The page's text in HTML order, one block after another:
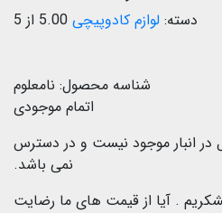
دسته: لوازم کادوپیچی 5.00 از 5
شناسه محصول: نامعلوم
اتمام موجودی
انبار موجود نیست و در دسترس
نمی باشد.
. آیا از قیمت های ما رضایت